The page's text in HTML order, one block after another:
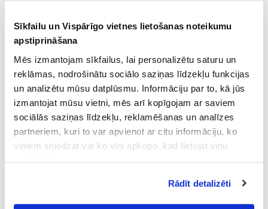
Sīkfailu un Vispārīgo vietnes lietošanas noteikumu
apstiprināšana
Mēs izmantojam sīkfailus, lai personalizētu saturu un
reklāmas, nodrošinātu sociālo saziņas līdzekļu funkcijas
un analizētu mūsu datplūsmu. Informāciju par to, kā jūs
izmantojat mūsu vietni, mēs arī kopīgojam ar saviem
sociālās saziņas līdzekļu, reklamēšanas un analīzes
partneriem, kuri to var apvienot ar citu informāciju, ko
viņiem sniedzat vai ko viņi apkopo, kad lietojat viņu
Vispārīgiem vietnes lietošanas
noteikumiem(saīsināti - VVLN).
Rādīt detalizēti